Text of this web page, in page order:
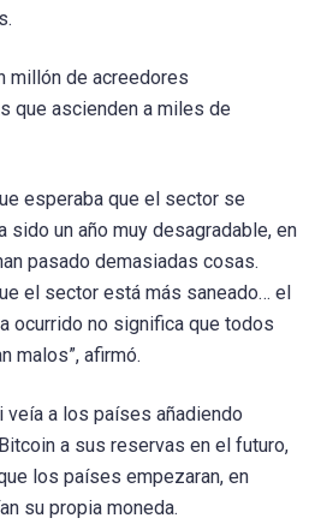
millón de acreedores
que ascienden a miles de
esperaba que el sector se
sido un año muy desagradable, en
pasado demasiadas cosas.
el sector está más saneado… el
ocurrido no significa que todos
malos”, afirmó.
veía a los países añadiendo
a sus reservas en el futuro,
los países empezaran, en
su propia moneda.